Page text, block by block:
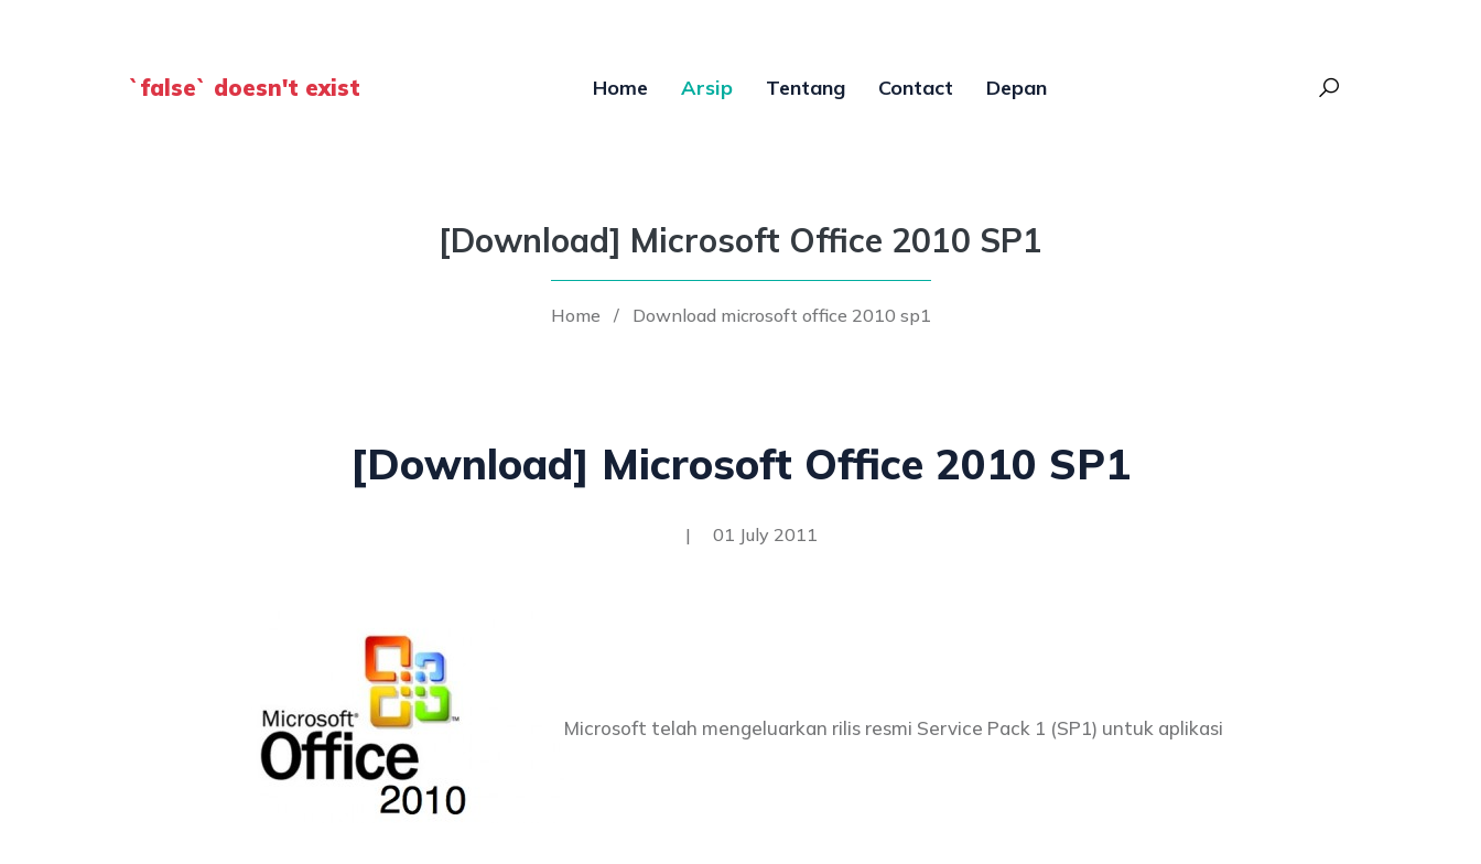
`false` doesn't exist Home Arsip Tentang Contact Depan
[Download] Microsoft Office 2010 SP1
Home / Download microsoft office 2010 sp1
[Download] Microsoft Office 2010 SP1
| 01 July 2011
Microsoft telah mengeluarkan rilis resmi Service Pack 1 (SP1) untuk aplikasi